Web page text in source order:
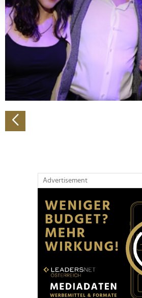
Erfahren Sie mehr darüber, wie Ihre
verarbeitet werden, und legen Sie
Abschnitt Einzelheiten
fest.
Wir verwenden Cookies, um Inhalte
personalisieren, Funktionen für
zu können und die Zugriffe auf
analysieren. Außerdem geben wir
Verwendung unserer Website an
soziale Medien, Werbung und
Partner führen diese Informationen
Advertisement